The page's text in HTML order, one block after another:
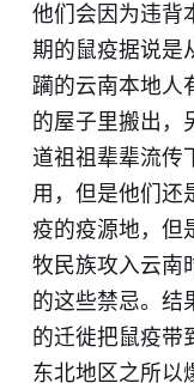
他们会因为违背
期的鼠疫据说是
躏的云南本地人
的屋子里搬出，
道祖祖辈辈流传
用，但是他们还
疫的疫源地，但
牧民族攻入云南
的这些禁忌。结
的迁徙把鼠疫带
东北地区之所以